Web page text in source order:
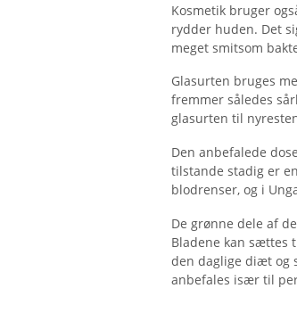
Kosmetik bruger
rydder huden. Det
meget smitsom
Glasurten bruges
fremmer således
glasurten til
Den anbefalede
tilstande stadig er
blodrenser, og i
De grønne dele af
Bladene kan sættes
den daglige diæt og
anbefales især til